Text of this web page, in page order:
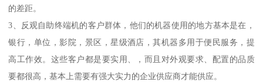
的差距。
3、反观自助终端机的客户群体，他们的机器使用的地方基本是在，
银行，单位，影院，景区，星级酒店，其机器多用于便民服务，提
高工作效。这些客户都是要实用、，而且对外观要求、配置的品质
要都很高，基本上需要有强大实力的企业供应商才能供应。